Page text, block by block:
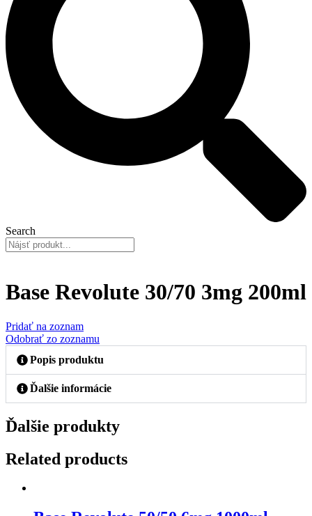
Search
Base Revolute 30/70 3mg 200ml
Pridať na zoznam
Odobrať zo zoznamu
Popis produktu
Ďalšie informácie
Ďalšie produkty
Related products